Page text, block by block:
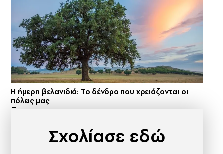
Η ήμερη βελανιδιά: Το δένδρο που χρειάζονται οι
πόλεις μας
Σχολίασε εδώ